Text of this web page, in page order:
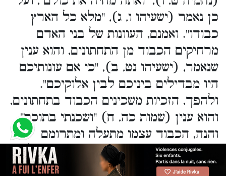
כן נאמר (ישעיהו ו, ג), "מלא כל הארץ
כבודו". ואמנם, העוונות של בני האדם
מרחיקים הכבוד מן התחתונים, והוא ענין
שנאמר, (ישעיהו נט, ב), "כי אם עונותיכם
היו מבדילים ביניכם לבין אלוקיכם".
ולהפך, הזכיות משכינים הכבוד בתחתונים,
והוא ענין (שמות כה, ח) "ושכנתי בתוכם".
והנה, הכבוד עצמו מתעלה ומתרומם
בהיותו שוכן בתחתונים. וכבר אמרו ז"ל
(יומא לח. וסוף פרקי אבות), "כל מה